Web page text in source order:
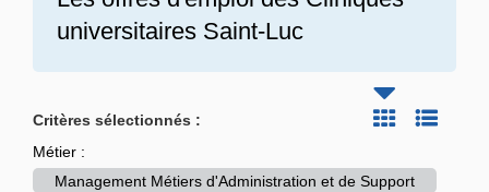
universitaires Saint-Luc
Critères sélectionnés :
Métier :
Management Métiers d'Administration et de Support